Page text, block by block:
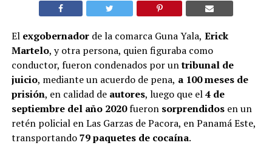
El exgobernadorde la comarca Guna Yala, Erick
Martelo, y otra persona, quien figuraba como
conductor, fueron condenados por untribunal de
juicio, mediante un acuerdo de pena, a 100 meses de
prisión, en calidad de autores, luego que el4 de
septiembre del año 2020fueron sorprendidosen un
retén policial en Las Garzas de Pacora, en Panamá Este,
transportando79 paquetes de cocaína.